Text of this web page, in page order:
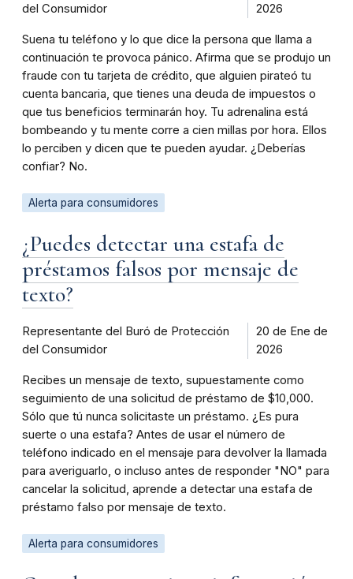
del Consumidor
2026
Suena tu teléfono y lo que dice la persona que llama a
continuación te provoca pánico. Afirma que se produjo un
fraude con tu tarjeta de crédito, que alguien pirateó tu
cuenta bancaria, que tienes una deuda de impuestos o
que tus beneficios terminarán hoy. Tu adrenalina está
bombeando y tu mente corre a cien millas por hora. Ellos
lo perciben y dicen que te pueden ayudar. ¿Deberías
confiar? No.
Alerta para consumidores
¿Puedes detectar una estafa de
préstamos falsos por mensaje de
texto?
Representante del Buró de Protección
del Consumidor
20 de Ene de
2026
Recibes un mensaje de texto, supuestamente como
seguimiento de una solicitud de préstamo de $10,000.
Sólo que tú nunca solicitaste un préstamo. ¿Es pura
suerte o una estafa? Antes de usar el número de
teléfono indicado en el mensaje para devolver la llamada
para averiguarlo, o incluso antes de responder "NO" para
cancelar la solicitud, aprende a detectar una estafa de
préstamo falso por mensaje de texto.
Alerta para consumidores